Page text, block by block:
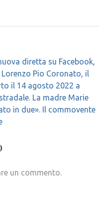
diretta su Facebook,
Pio Coronato, il
il 14 agosto 2022 a
La madre Marie
in due». Il commovente
un commento.